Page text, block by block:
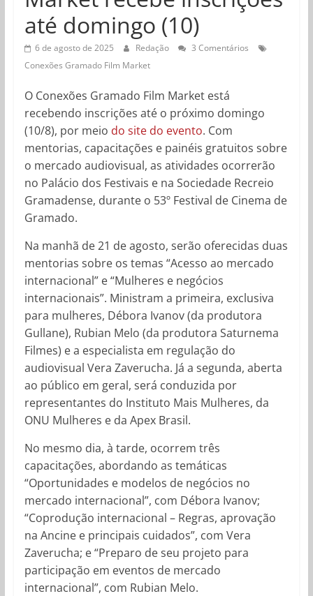
até domingo (10)
6 de agosto de 2025 Redação
3 Comentários
Conexões Gramado Film Market
O Conexões Gramado Film Market está
recebendo inscrições até o próximo domingo
(10/8), por meio do site do evento. Com
mentorias, capacitações e painéis gratuitos sobre
o mercado audiovisual, as atividades ocorrerão
no Palácio dos Festivais e na Sociedade Recreio
Gramadense, durante o 53º Festival de Cinema de
Gramado.
Na manhã de 21 de agosto, serão oferecidas duas
mentorias sobre os temas “Acesso ao mercado
internacional” e “Mulheres e negócios
internacionais”. Ministram a primeira, exclusiva
para mulheres, Débora Ivanov (da produtora
Gullane), Rubian Melo (da produtora Saturnema
Filmes) e a especialista em regulação do
audiovisual Vera Zaverucha. Já a segunda, aberta
ao público em geral, será conduzida por
representantes do Instituto Mais Mulheres, da
ONU Mulheres e da Apex Brasil.
No mesmo dia, à tarde, ocorrem três
capacitações, abordando as temáticas
“Oportunidades e modelos de negócios no
mercado internacional”, com Débora Ivanov;
“Coprodução internacional – Regras, aprovação
na Ancine e principais cuidados”, com Vera
Zaverucha; e “Preparo de seu projeto para
participação em eventos de mercado
internacional”, com Rubian Melo.